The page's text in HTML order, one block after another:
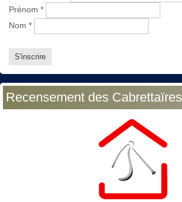
Prénom *
Nom *
Recensement des Cabrettaïres